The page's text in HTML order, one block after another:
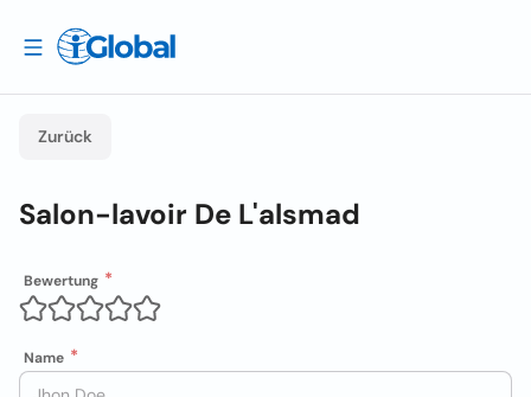
Zurück
Salon-lavoir De L'alsmad
Bewertung
Name